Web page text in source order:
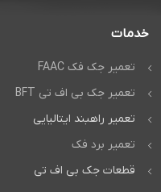
خدمات
تعمیر جک فک FAAC
تعمیر جک بی اف تی BFT
تعمیر راهبند ایتالیایی
تعمیر برد فک
قطعات جک بی اف تی